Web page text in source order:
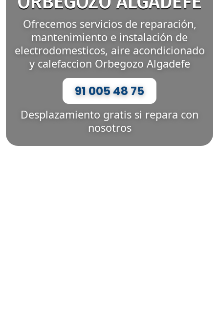
Ofrecemos servicios de reparación,
mantenimiento e instalación de
electrodomesticos, aire acondicionado
y calefaccion Orbegozo Algadefe
91 005 48 75
Desplazamiento gratis si repara con
nosotros